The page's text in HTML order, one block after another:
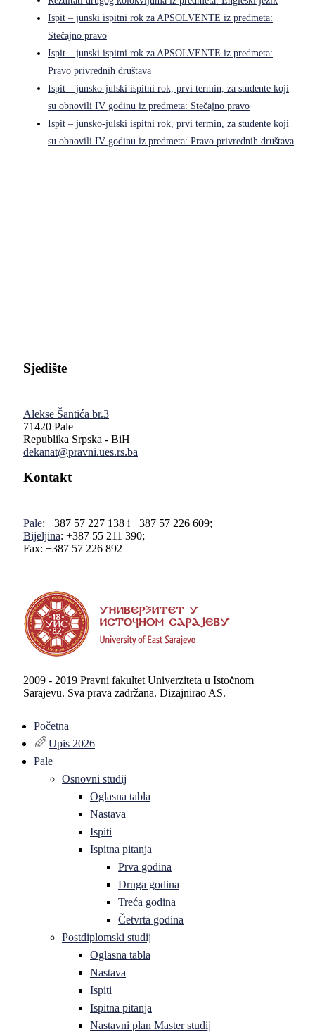
Ispit – junski ispitni rok za APSOLVENTE iz predmeta:
Stečajno pravo
Ispit – junski ispitni rok za APSOLVENTE iz predmeta:
Pravo privrednih društava
Ispit – junsko-julski ispitni rok, prvi termin, za studente koji
su obnovili IV godinu iz predmeta: Stečajno pravo
Ispit – junsko-julski ispitni rok, prvi termin, za studente koji
su obnovili IV godinu iz predmeta: Pravo privrednih društava
Sjedište
Alekse Šantića br.3
71420 Pale
Republika Srpska - BiH
dekanat@pravni.ues.rs.ba
Kontakt
Pale: +387 57 227 138 i +387 57 226 609;
Bijeljina: +387 55 211 390;
Fax: +387 57 226 892
2009 - 2019 Pravni fakultet Univerziteta u Istočnom
Sarajevu. Sva prava zadržana. Dizajnirao AS.
Početna
Upis 2026
Pale
Osnovni studij
Oglasna tabla
Nastava
Ispiti
Ispitna pitanja
Prva godina
Druga godina
Treća godina
Četvrta godina
Postdiplomski studij
Oglasna tabla
Nastava
Ispiti
Ispitna pitanja
Nastavni plan Master studij